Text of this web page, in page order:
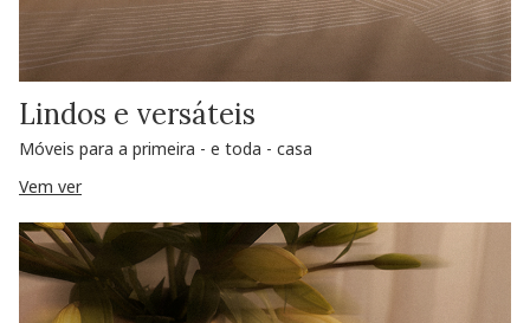
Lindos e versáteis
Móveis para a primeira - e toda - casa
Vem ver